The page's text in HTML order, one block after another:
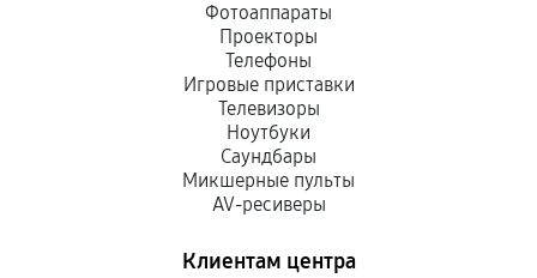
Фотоаппараты
Проекторы
Телефоны
Игровые приставки
Телевизоры
Ноутбуки
Саундбары
Микшерные пульты
AV-ресиверы
Клиентам центра